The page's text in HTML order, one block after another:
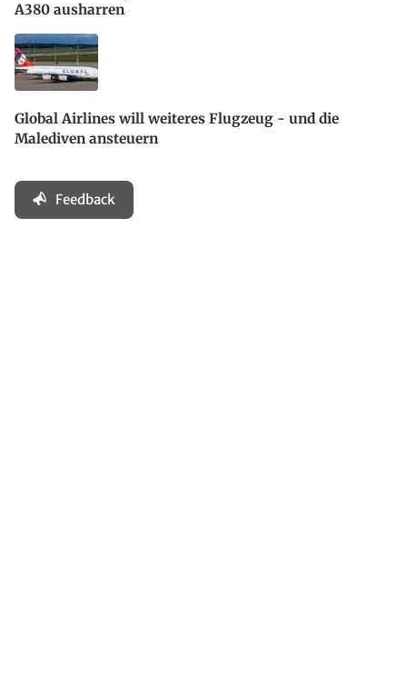
A380 ausharren
Global Airlines will weiteres Flugzeug - und die
Malediven ansteuern
Feedback